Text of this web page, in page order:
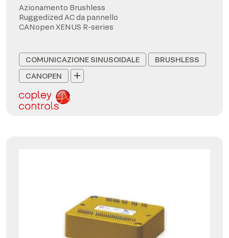
Azionamento Brushless
Ruggedized AC da pannello
CANopen XENUS R-series
COMUNICAZIONE SINUSOIDALE
BRUSHLESS
CANOPEN